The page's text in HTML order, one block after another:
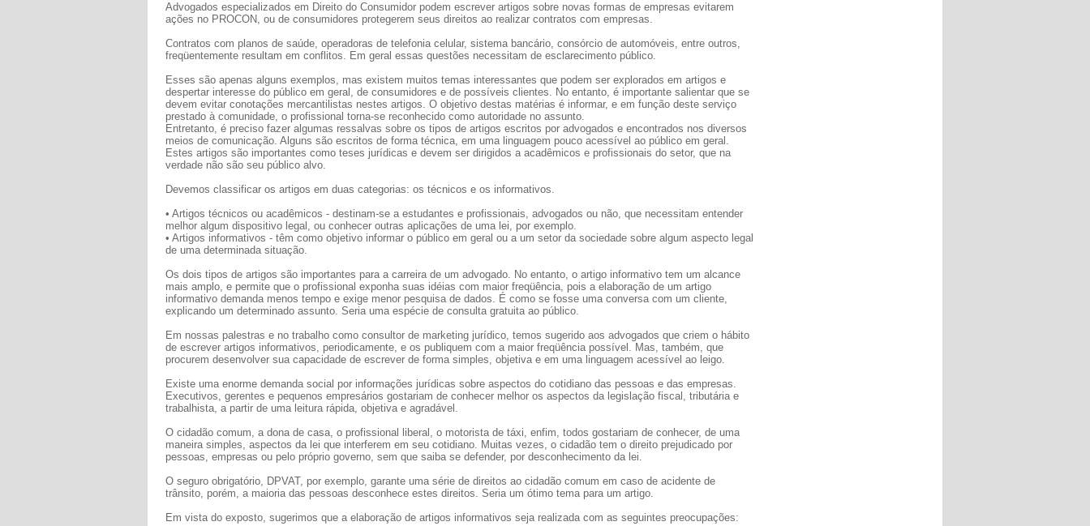
Advogados especializados em Direito do Consumidor podem escrever artigos sobre novas formas de empresas evitarem
ações no PROCON, ou de consumidores protegerem seus direitos ao realizar contratos com empresas.
Contratos com planos de saúde, operadoras de telefonia celular, sistema bancário, consórcio de automóveis, entre outros,
freqüentemente resultam em conflitos. Em geral essas questões necessitam de esclarecimento público.
Esses são apenas alguns exemplos, mas existem muitos temas interessantes que podem ser explorados em artigos e
despertar interesse do público em geral, de consumidores e de possíveis clientes. No entanto, é importante salientar que se
devem evitar conotações mercantilistas nestes artigos. O objetivo destas matérias é informar, e em função deste serviço
prestado à comunidade, o profissional torna-se reconhecido como autoridade no assunto.
Entretanto, é preciso fazer algumas ressalvas sobre os tipos de artigos escritos por advogados e encontrados nos diversos
meios de comunicação. Alguns são escritos de forma técnica, em uma linguagem pouco acessível ao público em geral.
Estes artigos são importantes como teses jurídicas e devem ser dirigidos a acadêmicos e profissionais do setor, que na
verdade não são seu público alvo.
Devemos classificar os artigos em duas categorias: os técnicos e os informativos.
• Artigos técnicos ou acadêmicos - destinam-se a estudantes e profissionais, advogados ou não, que necessitam entender
melhor algum dispositivo legal, ou conhecer outras aplicações de uma lei, por exemplo.
• Artigos informativos - têm como objetivo informar o público em geral ou a um setor da sociedade sobre algum aspecto legal
de uma determinada situação.
Os dois tipos de artigos são importantes para a carreira de um advogado. No entanto, o artigo informativo tem um alcance
mais amplo, e permite que o profissional exponha suas idéias com maior freqüência, pois a elaboração de um artigo
informativo demanda menos tempo e exige menor pesquisa de dados. É como se fosse uma conversa com um cliente,
explicando um determinado assunto. Seria uma espécie de consulta gratuita ao público.
Em nossas palestras e no trabalho como consultor de marketing jurídico, temos sugerido aos advogados que criem o hábito
de escrever artigos informativos, periodicamente, e os publiquem com a maior freqüência possível. Mas, também, que
procurem desenvolver sua capacidade de escrever de forma simples, objetiva e em uma linguagem acessível ao leigo.
Existe uma enorme demanda social por informações jurídicas sobre aspectos do cotidiano das pessoas e das empresas.
Executivos, gerentes e pequenos empresários gostariam de conhecer melhor os aspectos da legislação fiscal, tributária e
trabalhista, a partir de uma leitura rápida, objetiva e agradável.
O cidadão comum, a dona de casa, o profissional liberal, o motorista de táxi, enfim, todos gostariam de conhecer, de uma
maneira simples, aspectos da lei que interferem em seu cotidiano. Muitas vezes, o cidadão tem o direito prejudicado por
pessoas, empresas ou pelo próprio governo, sem que saiba se defender, por desconhecimento da lei.
O seguro obrigatório, DPVAT, por exemplo, garante uma série de direitos ao cidadão comum em caso de acidente de
trânsito, porém, a maioria das pessoas desconhece estes direitos. Seria um ótimo tema para um artigo.
Em vista do exposto, sugerimos que a elaboração de artigos informativos seja realizada com as seguintes preocupações: